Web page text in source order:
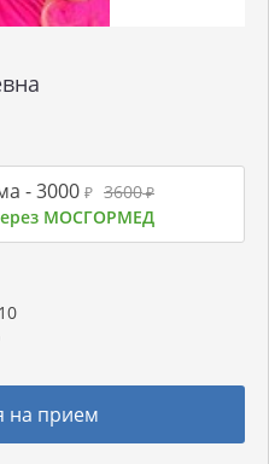
-3000 ₽ 3600₽
МОСГОРМЕД
на прием